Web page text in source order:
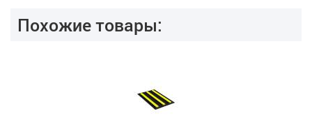
Похожие товары: